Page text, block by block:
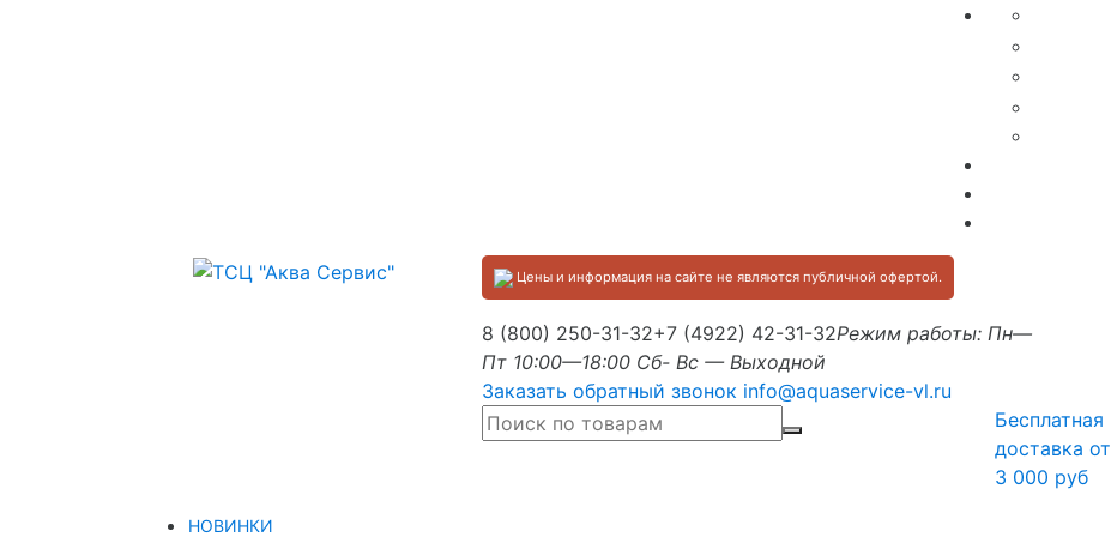
Цены и информация на сайте не являются публичной офертой.
8 (800) 250-31-32+7 (4922) 42-31-32Режим работы: Пн—
Пт 10:00—18:00 Сб- Вс — Выходной
Заказать обратный звонок info@aquaservice-vl.ru
Бесплатная
доставка от
3 000 руб
НОВИНКИ